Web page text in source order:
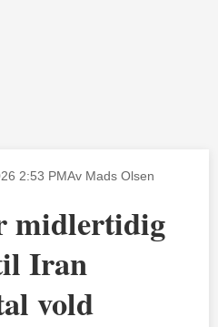
2:53 PMAv Mads Olsen
midlertidig
Iran
vold